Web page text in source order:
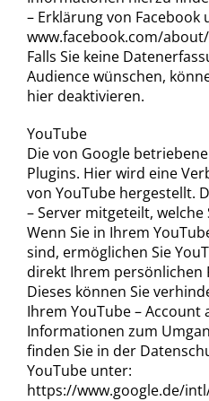
– Erklärung von Facebook
www.facebook.com/
Falls Sie keine
Audience wünschen,
hier deaktivieren.
YouTube
Die von Google
Plugins. Hier wird eine
von YouTube hergestellt.
– Server mitgeteilt,
Wenn Sie in Ihrem
sind, ermöglichen Sie
direkt Ihrem persönlichen
Dieses können Sie
Ihrem YouTube – Account
Informationen zum
finden Sie in der
YouTube unter:
https://www.google.de/